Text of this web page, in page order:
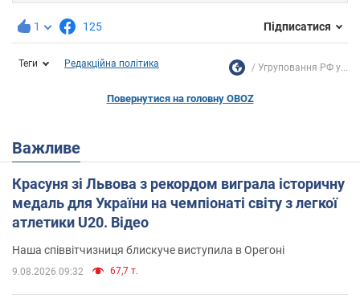
1 125 Підписатися
Теги Редакційна політика Угруповання РФ у...
Повернутися на головну OBOZ
Важливе
Красуня зі Львова з рекордом виграла історичну
медаль для України на чемпіонаті світу з легкої
атлетики U20. Відео
Наша співвітчизниця блискуче виступила в Орегоні
9.08.2026 09:32 67,7 т.